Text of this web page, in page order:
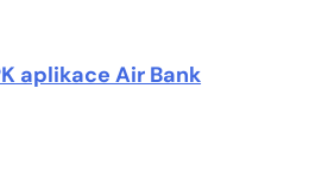
aplikace Air Bank